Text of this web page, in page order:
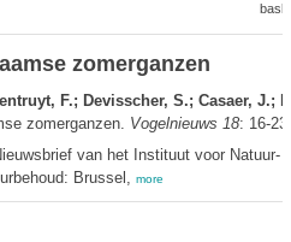
zomerganzen
F.; Devisscher, S.; Casaer, J.;
zomerganzen. Vogelnieuws 18: 16-23
van het Instituut voor Natuur-
Brussel, more